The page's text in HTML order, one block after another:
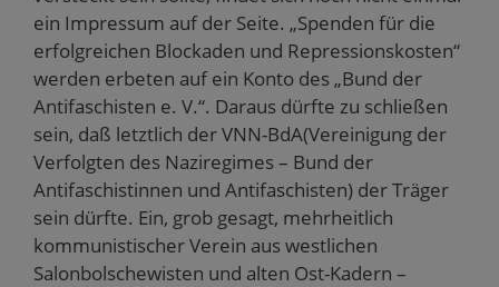
ein Impressum auf der Seite. „Spenden für die
erfolgreichen Blockaden und Repressionskosten“
werden erbeten auf ein Konto des „Bund der
Antifaschisten e. V.“. Daraus dürfte zu schließen
sein, daß letztlich der VNN-BdA(Vereinigung der
Verfolgten des Naziregimes – Bund der
Antifaschistinnen und Antifaschisten) der Träger
sein dürfte. Ein, grob gesagt, mehrheitlich
kommunistischer Verein aus westlichen
Salonbolschewisten und alten Ost-Kadern –